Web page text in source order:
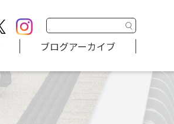
ブログアーカイブ